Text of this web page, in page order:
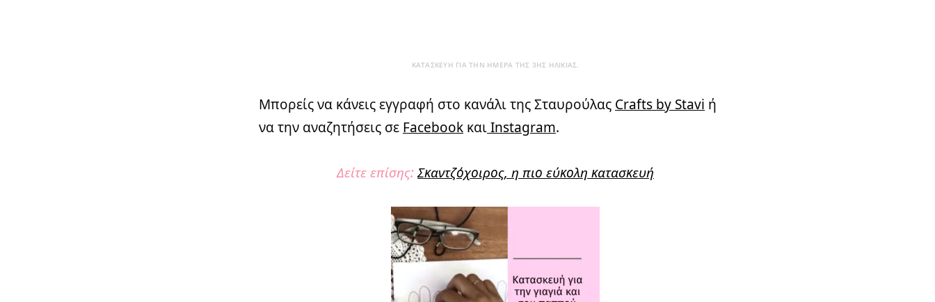
ΚΑΤΑΣΚΕΥΉ ΓΙΑ ΤΗΝ ΗΜΈΡΑ ΤΗΣ 3ΗΣ ΗΛΙΚΊΑΣ.
Μπορείς να κάνεις εγγραφή στο κανάλι της Σταυρούλας Crafts by Stavi ή
να την αναζητήσεις σε Facebook καιInstagram.
Δείτε επίσης:Σκαντζόχοιρος, η πιο εύκολη κατασκευή